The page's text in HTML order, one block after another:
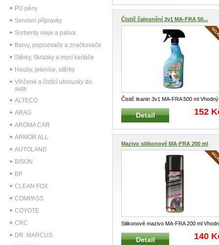
PU pěny
Servisní přípravky
Sorbenty oleje a paliva
Barvy, popisovače a značkovače
Stěrky, škrabky a mycí kartáče
Houby, jelenice, utěrky
Vlhčené a čistící ubrousky do
auta
ALTECO
ARAG
AROMA CAR
ARMOR ALL
AUTOLAND
BISON
BP
CLEAN FOX
COMPASS
COYOTE
CRC
DR. MARCUS
Čistič čalounění 3v1 MA-FRA 50...
Čistič tkanin 3v1 MA-FRA 500 ml Vhodný
pro čištění a ošetřování tkani
...
Detail 152
Mazivo silikonové MA-FRA 200 ml
Silikonové mazivo MA-FRA 200 ml
k uvolnění zablokovaných mecha ...
Detail 140